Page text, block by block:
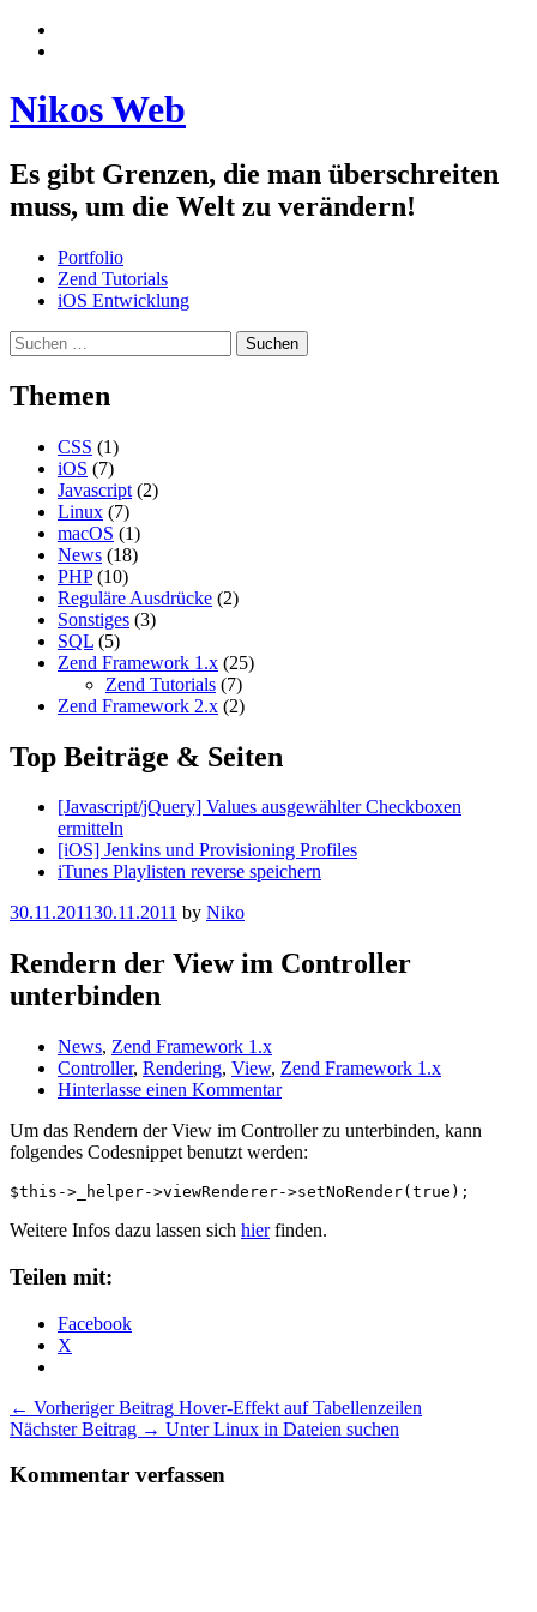
Zum
Inhalt
Nikos Web
Es gibt Grenzen, die man überschreiten
muss, um die Welt zu verändern!
Portfolio
Zend Tutorials
iOS Entwicklung
Suchen
nach:
Themen
CSS (1)
iOS (7)
Javascript (2)
Linux (7)
macOS (1)
News (18)
PHP(10)
Reguläre Ausdrücke (2)
Sonstiges (3)
SQL (5)
Zend Framework 1.x (25)
Zend Tutorials (7)
Zend Framework 2.x (2)
Top Beiträge & Seiten
[Javascript/jQuery] Values ausgewählter Checkboxen
ermitteln
[iOS] Jenkins und Provisioning Profiles
iTunes Playlisten reverse speichern
30.11.201130.11.2011 by Niko
Rendern der View im Controller
unterbinden
News, Zend Framework 1.x
Controller, Rendering, View, Zend Framework 1.x
Hinterlasse einen Kommentar
Um das Rendern der View im Controller zu unterbinden, kann
folgendes Codesnippet benutzt werden:
Weitere Infos dazu lassen sich hierfinden.
Teilen mit:
Facebook
X
Beitragsnavigation
← Vorheriger Beitrag Hover-Effekt auf Tabellenzeilen
Nächster Beitrag → Unter Linux in Dateien suchen
Kommentar verfassen